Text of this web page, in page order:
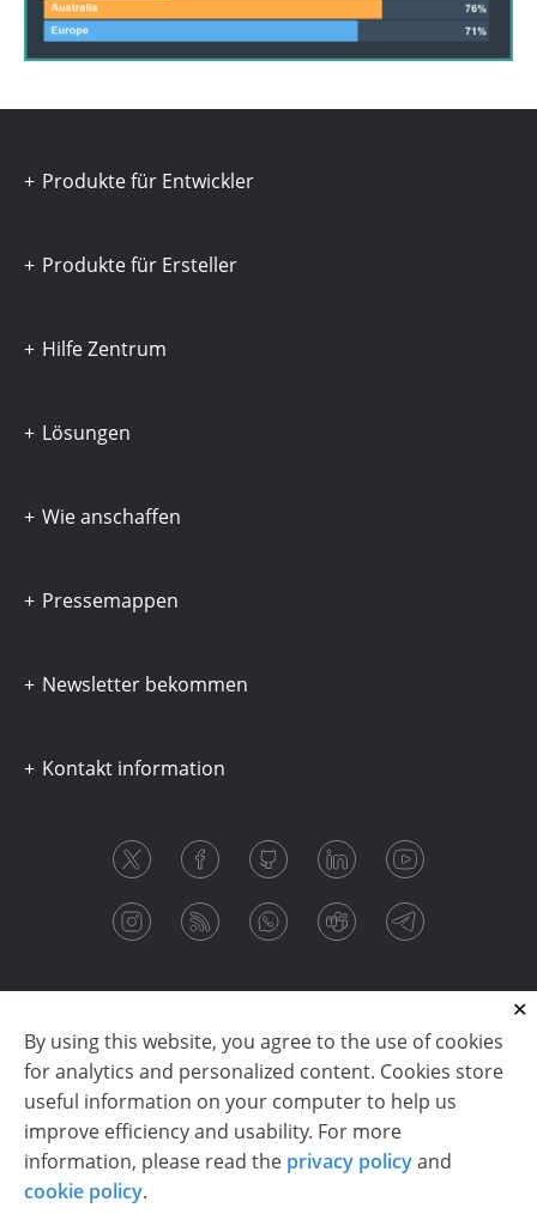
By using this website, you agree to the use of cookies
for analytics and personalized content. Cookies store
useful information on your computer to help us
improve efficiency and usability. For more
information, please read the privacy policyand
cookie policy.
Produkte für Entwickler
Produkte für Ersteller
Hilfe Zentrum
Lösungen
Wie anschaffen
Pressemappen
Newsletter bekommen
Kontakt information
Copyright © 2003-2026 CloudReports sp. z o.o. (dba
Stimulsoft). All rights reserved.